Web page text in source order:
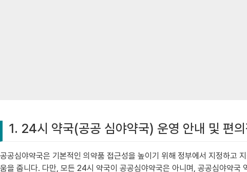
1. 24시 약국(공공 심야약국) 운영 안내 및 편
공공심야약국은 기본적인 의약품 접근성을 높이기 위해 정부에서 지정하고
움을 줍니다. 다만, 모든 24시 약국이 공공심야약국은 아니며, 공공심야약